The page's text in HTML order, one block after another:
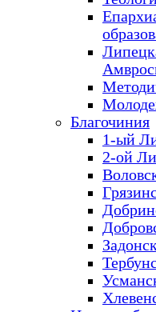
Благочиния
1-ый
2-ой